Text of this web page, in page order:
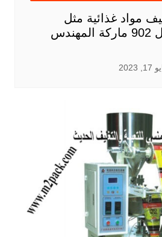
مواد غذائية مثل
المكسرات موديل 902 ماركة المهندس
2023